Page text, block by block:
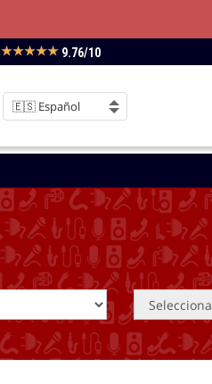
★★★★★ 9.76/10